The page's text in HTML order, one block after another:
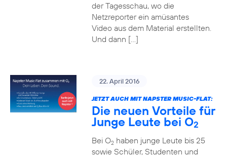
der Tagesschau, wo die
Netzreporter ein amüsantes
Video aus dem Material erstellten.
Und dann […]
22. April 2016
JETZT AUCH MIT NAPSTER MUSIC-FLAT:
Die neuen Vorteile für
Junge Leute bei O2
Bei O2haben junge Leute bis 25
sowie Schüler, Studenten und